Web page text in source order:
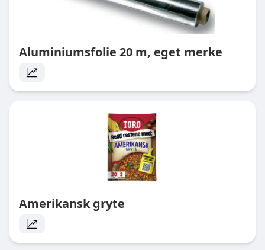
Aluminiumsfolie 20 m, eget merke
Amerikansk gryte